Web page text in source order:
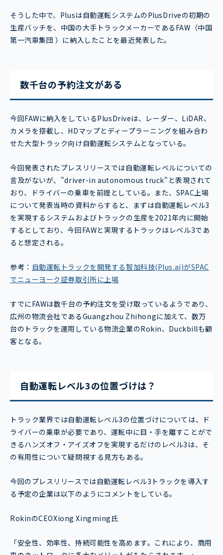
そうした中で、Plusは自動運転システムのPlusDriveの初期の
生産バッチを、中国の大手トラックメーカーであるFAW（中国
第一汽車集団 ）に納入したことを最近発表した。
数千台の予約注文がある
今回FAWに納入をしているPlusDriveは、レーダー、LiDAR、
カメラを搭載し、HDマップとディープラーニングを組み合わ
せた大型トラック向け自動運転システムとなっている。
今回発表されたプレスリリースでは自動運転レベルについての
言及がないが、"driver-in autonomous truck"と表現されて
おり、ドライバーの乗車を前提としている。また、SPAC上場
について発表当時の資料からすると、まずは自動運転レベル3
を実現するシステムおよびトラックの生産を2021年内に開始
するとしており、今回FAWと実現するトラックはレベル3であ
ると想定される。
参考： 自動運転トラックを開発する智加科技(Plus.ai)がSPAC
でニューヨーク証券取引所に上場
すでにFAWは数千台の予約注文を受け取っているようであり、
広州の物流会社であるGuangzhou Zhihongに加えて、数万
台のトラックを運用している物流企業のRokin、Duckbillも顧
客となる。
自動運転レベル3の位置づけは？
トラック業界では自動運転レベル3の位置づけについては、ド
ライバーの乗車が必要であり、運転中に目・手を離すことがで
きるハンズオフ・アイズオフを実現するだけのレベル3は、そ
の有用性について疑問視する見方もある。
今回のプレスリリースでは自動運転レベル3トラックを導入す
る予定の企業は以下のようにコメントをしている。
RokinのCEOXiong Xingming氏
「安全性、効率性、持続可能性を高めます。これにより、商用